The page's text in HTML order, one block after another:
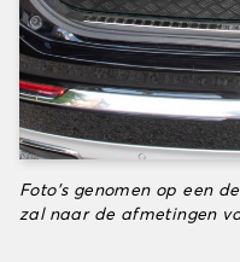
Foto's genomen op een
zal naar de afmetingen